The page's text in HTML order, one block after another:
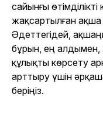
сайынғы
жақсартылған ақша
Әдеттегідей,
бұрын, ең
құлықты көрсету
арттыру үшін
беріңіз.